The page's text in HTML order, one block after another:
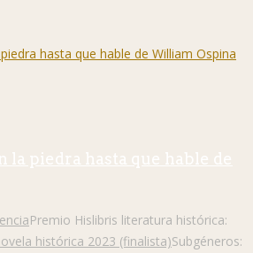
la piedra hasta que hable de
Premio Hislibris literatura histórica:
histórica 2023 (finalista)Subgéneros: